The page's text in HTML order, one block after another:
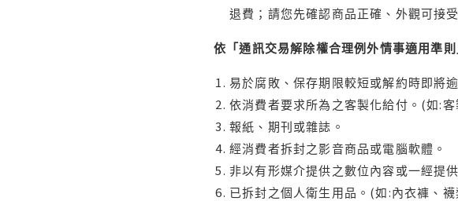
退費；請您先確認商品正確、外觀可接
依「通訊交易解除權合理例外情事適用準
易於腐敗、保存期限較短或解約時即將
依消費者要求所為之客製化給付。(如:
報紙、期刊或雜誌。
經消費者拆封之影音商品或電腦軟體。
非以有形媒介提供之數位內容或一經提
已拆封之個人衛生用品。(如:內衣褲、